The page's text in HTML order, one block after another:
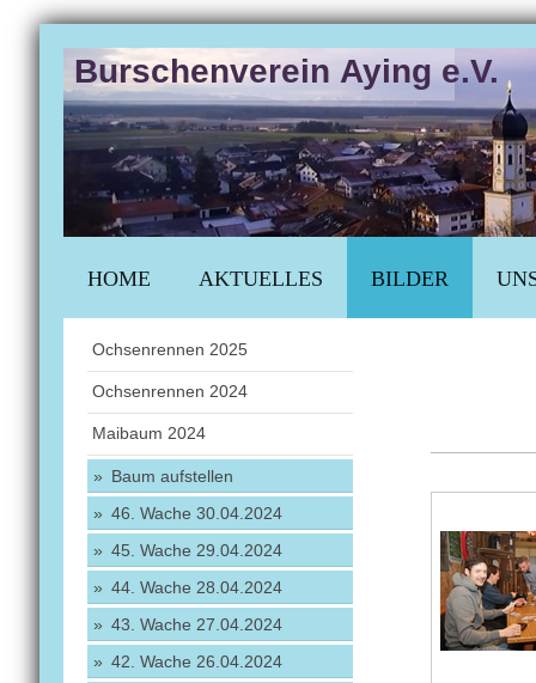
Burschenverein Aying e.V.
HOME AKTUELLES BILDER
Ochsenrennen 2025
Ochsenrennen 2024
Maibaum 2024
Baum aufstellen
46. Wache 30.04.2024
45. Wache 29.04.2024
44. Wache 28.04.2024
43. Wache 27.04.2024
42. Wache 26.04.2024